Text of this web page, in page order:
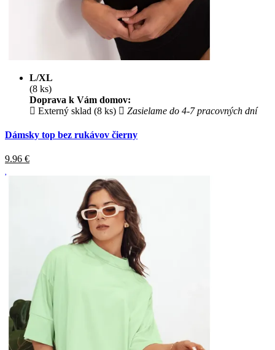
L/XL
(8 ks)
Doprava k Vám domov:
Externý sklad (8 ks)
Zasielame do 4-7 pracovných dní
Dámsky top bez rukávov čierny
9.96 €